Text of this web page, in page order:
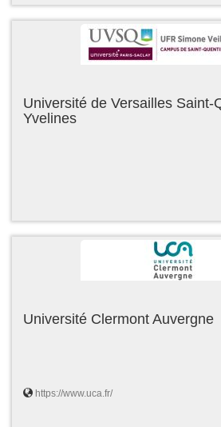
Université de Versailles Saint-
Yvelines
Université Clermont Auvergne
https://www.uca.fr/